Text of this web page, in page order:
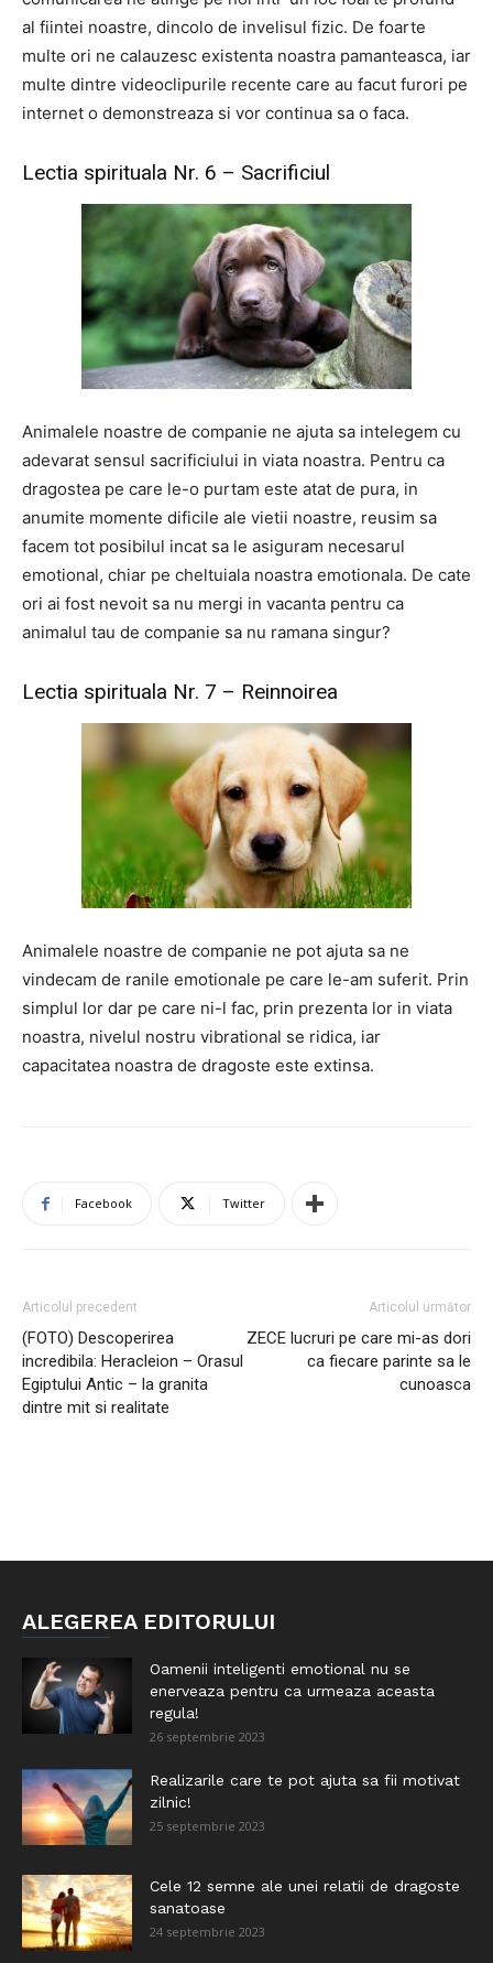
al fiintei noastre, dincolo de invelisul fizic. De foarte
multe ori ne calauzesc existenta noastra pamanteasca, iar
multe dintre videoclipurile recente care au facut furori pe
internet o demonstreaza si vor continua sa o faca.
Lectia spirituala Nr. 6 – Sacrificiul
Animalele noastre de companie ne ajuta sa intelegem cu
adevarat sensul sacrificiului in viata noastra. Pentru ca
dragostea pe care le-o purtam este atat de pura, in
anumite momente dificile ale vietii noastre, reusim sa
facem tot posibilul incat sa le asiguram necesarul
emotional, chiar pe cheltuiala noastra emotionala. De cate
ori ai fost nevoit sa nu mergi in vacanta pentru ca
animalul tau de companie sa nu ramana singur?
Lectia spirituala Nr. 7 – Reinnoirea
Animalele noastre de companie ne pot ajuta sa ne
vindecam de ranile emotionale pe care le-am suferit. Prin
simplul lor dar pe care ni-l fac, prin prezenta lor in viata
noastra, nivelul nostru vibrational se ridica, iar
capacitatea noastra de dragoste este extinsa.
Facebook Twitter
Articolul precedent
(FOTO) Descoperirea
incredibila: Heracleion – Orasul
Egiptului Antic – la granita
dintre mit si realitate
Articolul următor
ZECE lucruri pe care mi-as dori
ca fiecare parinte sa le
cunoasca
ALEGEREA EDITORULUI
Oamenii inteligenti emotional nu se
enerveaza pentru ca urmeaza aceasta
regula!
26 septembrie 2023
Realizarile care te pot ajuta sa fii motivat
zilnic!
25 septembrie 2023
Cele 12 semne ale unei relatii de dragoste
sanatoase
24 septembrie 2023